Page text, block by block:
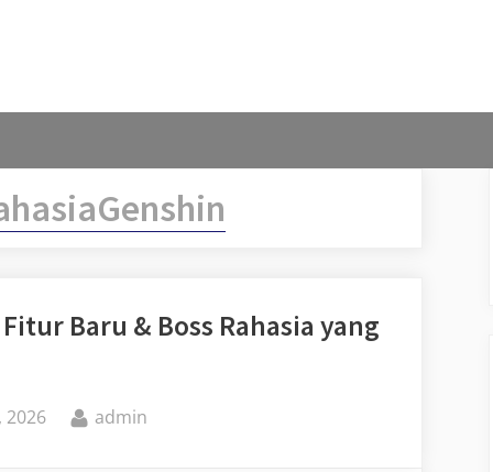
Baru & Boss Rahasia yang
2026 By
admin